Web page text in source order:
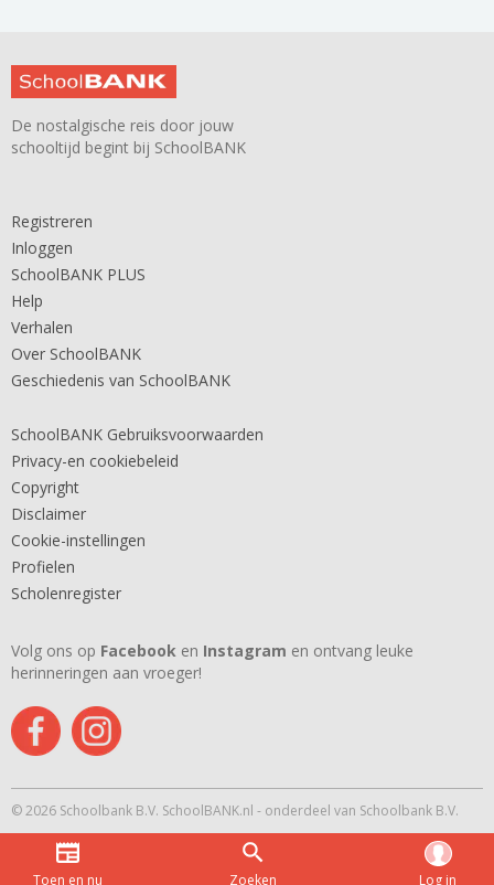
De nostalgische reis door jouw
schooltijd begint bij SchoolBANK
Registreren
Inloggen
SchoolBANK PLUS
Help
Verhalen
Over SchoolBANK
Geschiedenis van SchoolBANK
SchoolBANK Gebruiksvoorwaarden
Privacy-en cookiebeleid
Copyright
Disclaimer
Cookie-instellingen
Profielen
Scholenregister
Volg ons op Facebook en Instagram en ontvang leuke
herinneringen aan vroeger!
© 2026 Schoolbank B.V. SchoolBANK.nl - onderdeel van Schoolbank B.V.
Toen en nu Zoeken Log in